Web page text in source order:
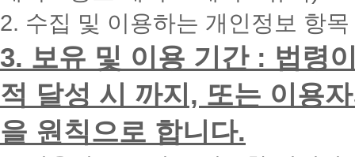
화
드
리
겠
습
니
다.
2. 수집 및 이용하는 개인정보 항
3. 보유 및 이용 기간 : 법령
적 달성 시 까지, 또는 이용
을 원칙으로 합니다.